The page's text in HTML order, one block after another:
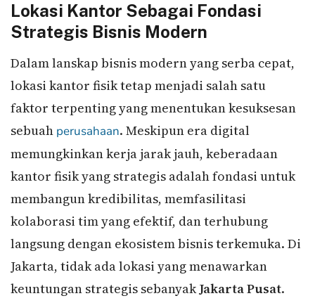
Lokasi Kantor Sebagai Fondasi
Strategis Bisnis Modern
Dalam lanskap bisnis modern yang serba cepat,
lokasi kantor fisik tetap menjadi salah satu
faktor terpenting yang menentukan kesuksesan
sebuah perusahaan. Meskipun era digital
memungkinkan kerja jarak jauh, keberadaan
kantor fisik yang strategis adalah fondasi untuk
membangun kredibilitas, memfasilitasi
kolaborasi tim yang efektif, dan terhubung
langsung dengan ekosistem bisnis terkemuka. Di
Jakarta, tidak ada lokasi yang menawarkan
keuntungan strategis sebanyakJakarta Pusat.